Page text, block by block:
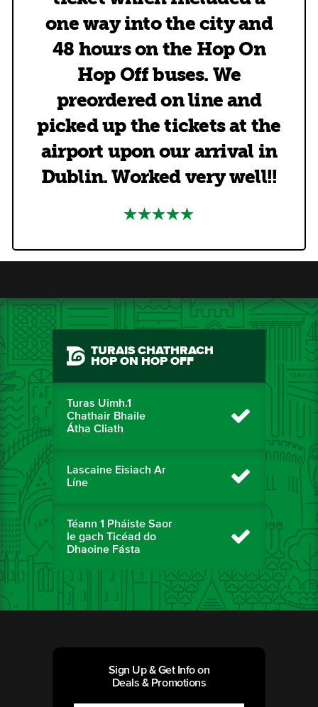
one way into the city and
48 hours on the Hop On
Hop Off buses. We
preordered on line and
picked up the tickets at the
airport upon our arrival in
Dublin. Worked very well!!
TURAIS CHATHRACH
HOP ON HOP OFF
Turas Uimh.1
Chathair Bhaile
Átha Cliath
Lascaine Eisiach Ar
Líne
Téann 1 Pháiste Saor
le gach Ticéad do
Dhaoine Fásta
Sign Up & Get Info on
Deals & Promotions